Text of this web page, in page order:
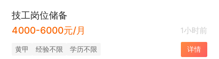
技工岗位储备
4000-6000元/月
1小时前
黄甲 经验不限 学历不限 详情